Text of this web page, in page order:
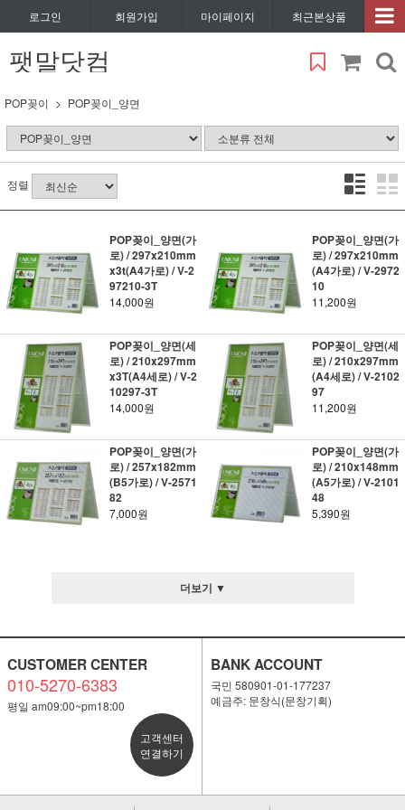
로그인 회원가입 마이페이지 최근본상품
팻말닷컴
POP꽂이 POP꽂이_양면
정렬
POP꽂이_양면(가
로) / 297x210mm
x3t(A4가로) / V-2
97210-3T
14,000원
POP꽂이_양면(가
로) / 297x210mm
(A4가로) / V-2972
10
11,200원
POP꽂이_양면(세
로) / 210x297mm
x3T(A4세로) / V-2
10297-3T
14,000원
POP꽂이_양면(세
로) / 210x297mm
(A4세로) / V-2102
97
11,200원
POP꽂이_양면(가
로) / 257x182mm
(B5가로) / V-2571
82
7,000원
POP꽂이_양면(가
로) / 210x148mm
(A5가로) / V-2101
48
5,390원
더보기 ▼
CUSTOMER CENTER
010-5270-6383
평일 am09:00~pm18:00
고객센터
연결하기
BANK ACCOUNT
국민 580901-01-177237
예금주: 문창식(문창기획)